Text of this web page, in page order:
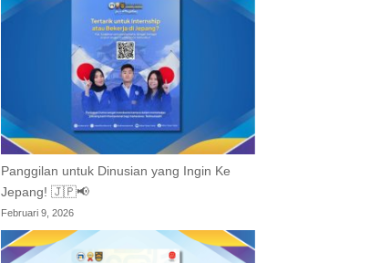
Panggilan untuk Dinusian yang Ingin Ke
Jepang! 🇯🇵📢
Februari 9, 2026